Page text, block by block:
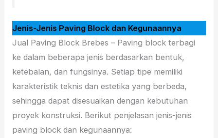
Jenis-Jenis Paving Block dan Kegunaannya
Jual Paving Block Brebes – Paving block terbagi
ke dalam beberapa jenis berdasarkan bentuk,
ketebalan, dan fungsinya. Setiap tipe memiliki
karakteristik teknis dan estetika yang berbeda,
sehingga dapat disesuaikan dengan kebutuhan
proyek konstruksi. Berikut penjelasan jenis-jenis
paving block dan kegunaannya: